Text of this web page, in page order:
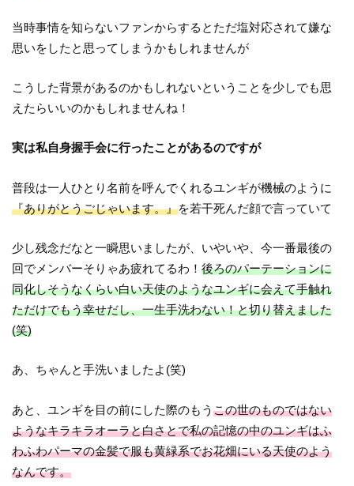
当時事情を知らないファンからするとただ塩対応されて嫌な
思いをしたと思ってしまうかもしれませんが
こうした背景があるのかもしれないということを少しでも思
えたらいいのかもしれませんね！
実は私自身握手会に行ったことがあるのですが
普段は一人ひとり名前を呼んでくれるユンギが機械のように
『ありがとうごじゃいます。』を若干死んだ顔で言っていて
少し残念だなと一瞬思いましたが、いやいや、今一番最後の
回でメンバーそりゃあ疲れてるわ！後ろのパーテーションに
同化しそうなくらい白い天使のようなユンギに会えて手触れ
ただけでもう幸せだし、一生手洗わない！と切り替えました
(笑)
あ、ちゃんと手洗いましたよ(笑)
あと、ユンギを目の前にした際のもうこの世のものではない
ようなキラキラオーラと白さとで私の記憶の中のユンギはふ
わふわパーマの金髪で服も黄緑系でお花畑にいる天使のよう
なんです。